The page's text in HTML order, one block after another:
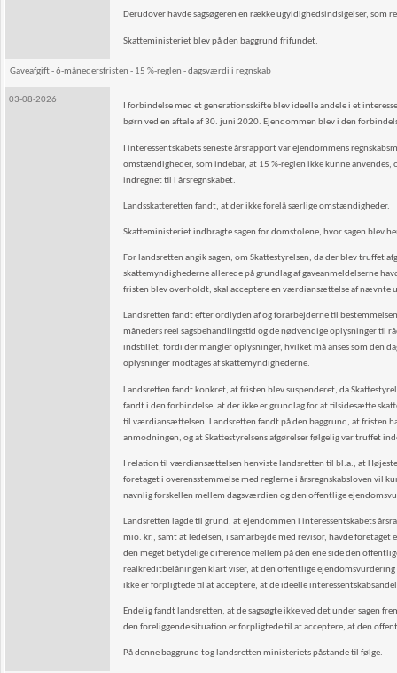
Derudover havde sagsøgeren en række ugyldighedsindsigelser, som
Skatteministeriet blev på den baggrund frifundet.
Gaveafgift - 6-månedersfristen - 15 %-reglen - dagsværdi i regnskab
03-08-2026
I forbindelse med et generationsskifte blev ideelle andele i et
børn ved en aftale af 30. juni 2020. Ejendommen blev i den
I interessentskabets seneste årsrapport var ejendommens
omstændigheder, som indebar, at 15 %-reglen ikke kunne
indregnet til i årsregnskabet.
Landsskatteretten fandt, at der ikke forelå særlige omstændigheder.
Skatteministeriet indbragte sagen for domstolene, hvor sagen blev
For landsretten angik sagen, om Skattestyrelsen, da der blev truffet
skattemyndighederne allerede på grundlag af gaveanmeldelserne
fristen blev overholdt, skal acceptere en værdiansættelse af nævnte
Landsretten fandt efter ordlyden af og forarbejderne til
måneders reel sagsbehandlingstid og de nødvendige oplysninger til
indstillet, fordi der mangler oplysninger, hvilket må anses som den
oplysninger modtages af skattemyndighederne.
Landsretten fandt konkret, at fristen blev suspenderet, da
fandt i den forbindelse, at der ikke er grundlag for at tilsidesætte
til værdiansættelsen. Landsretten fandt på den baggrund, at fristen
anmodningen, og at Skattestyrelsens afgørelser følgelig var truffet
I relation til værdiansættelsen henviste landsretten til bl.a., at
foretaget i overensstemmelse med reglerne i årsregnskabsloven vil
navnlig forskellen mellem dagsværdien og den offentlige
Landsretten lagde til grund, at ejendommen i interessentskabets
mio. kr., samt at ledelsen, i samarbejde med revisor, havde
den meget betydelige difference mellem på den ene side den
realkreditbelåningen klart viser, at den offentlige
ikke er forpligtede til at acceptere, at de ideelle
Endelig fandt landsretten, at de sagsøgte ikke ved det under sagen
den foreliggende situation er forpligtede til at acceptere, at den
På denne baggrund tog landsretten ministeriets påstande til følge.